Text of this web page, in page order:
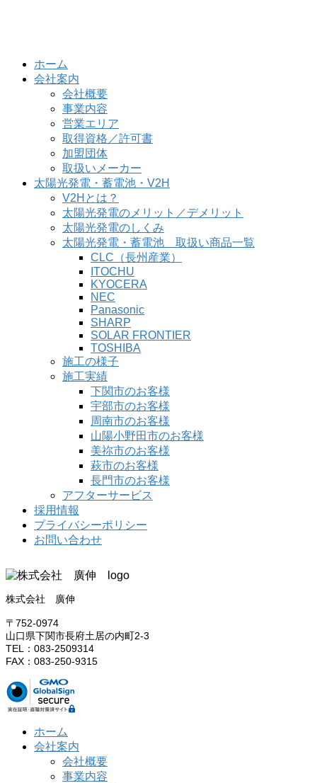
ホーム
会社案内
会社概要
事業内容
営業エリア
取得資格／許可書
加盟団体
取扱いメーカー
太陽光発電・蓄電池・V2H
V2Hとは？
太陽光発電のメリット／デメリット
太陽光発電のしくみ
太陽光発電・蓄電池 取扱い商品一覧
CLC（長州産業）
ITOCHU
KYOCERA
NEC
Panasonic
SHARP
SOLAR FRONTIER
TOSHIBA
施工の様子
施工実績
下関市のお客様
宇部市のお客様
周南市のお客様
山陽小野田市のお客様
美祢市のお客様
萩市のお客様
長門市のお客様
アフターサービス
採用情報
プライバシーポリシー
お問い合わせ
株式会社 廣伸
〒752-0974
山口県下関市長府土居の内町2-3
TEL：083-2509314
FAX：083-250-9315
ホーム
会社案内
会社概要
事業内容